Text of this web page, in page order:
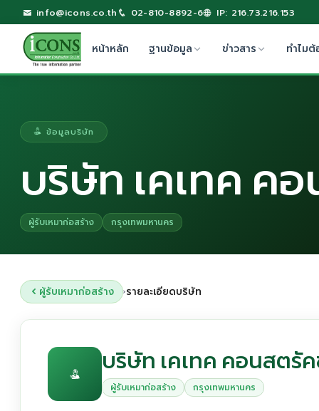
info@icons.co.th 02-810-8892-6 IP: 216.73.216.153
หน้าหลัก ฐานข้อมูล ข่าวสาร ทำไมต้
ข้อมูลบริษัท
บริษัท เคเทค ค
ผู้รับเหมาก่อสร้าง กรุงเทพมหานคร
ผู้รับเหมาก่อสร้าง ›รายละเอียดบริษัท
บริษัท เคเทค คอนสตรั
ผู้รับเหมาก่อสร้าง กรุงเทพมหานคร